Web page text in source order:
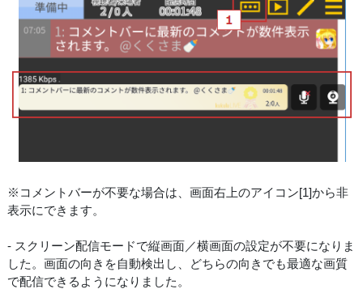
※コメントバーが不要な場合は、画面右上のアイコン[1]から非
表示にできます。
- スクリーン配信モードで縦画面／横画面の設定が不要になりま
した。画面の向きを自動検出し、どちらの向きでも最適な画質
で配信できるようになりました。